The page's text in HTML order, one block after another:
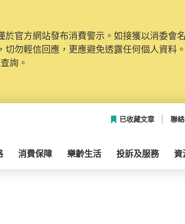
於官方網站發布消費警示。如接獲以消委會
切勿輕信回應，更應避免透露任何個人資料
詢。
已收藏文章 聯
消費保障 樂齡生活 投訴及服務 資